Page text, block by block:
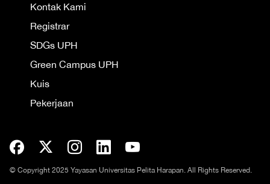
Kontak Kami
Registrar
SDGs UPH
Green Campus UPH
Kuis
Pekerjaan
© Copyright 2025 Yayasan Universitas Pelita Harapan. All Rights Reserved.